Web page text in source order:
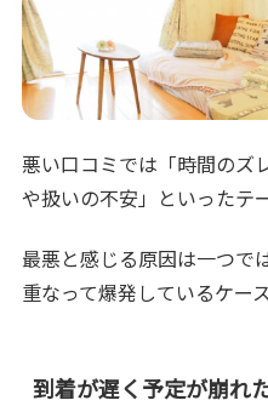
悪い口コミでは「時間のズ
や扱いの不安」といったテ
最悪と感じる原因は一つで
重なって爆発しているケー
到着が遅く予定が崩れ